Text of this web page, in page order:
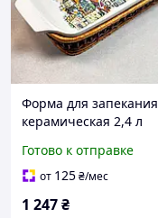
Форма для запекания
керамическая 2,4 л
ротанговой корзинкой
Kamille
Готово к отправке
от 125₴/мес
1 247₴